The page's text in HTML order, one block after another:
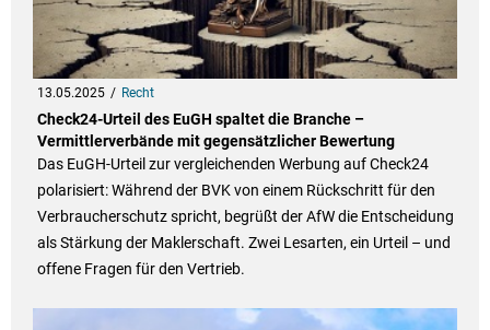
13.05.2025 Recht
Check24-Urteil des EuGH spaltet die Branche –
Vermittlerverbände mit gegensätzlicher Bewertung
Das EuGH-Urteil zur vergleichenden Werbung auf Check24
polarisiert: Während der BVK von einem Rückschritt für den
Verbraucherschutz spricht, begrüßt der AfW die Entscheidung
als Stärkung der Maklerschaft. Zwei Lesarten, ein Urteil – und
offene Fragen für den Vertrieb.